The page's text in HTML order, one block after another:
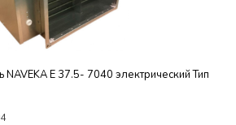
E 37.5- 7040 электрический Тип